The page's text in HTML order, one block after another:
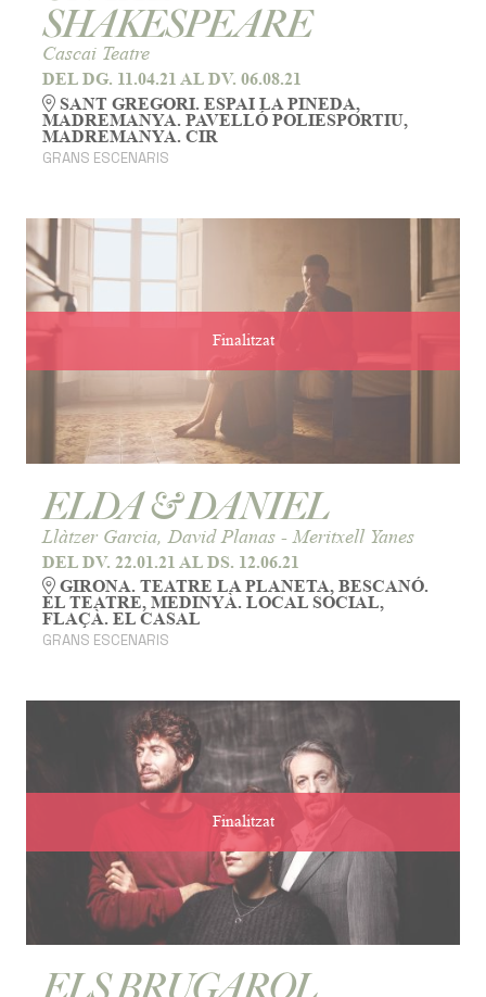
SHAKESPEARE
Cascai Teatre
DEL DG. 11.04.21 AL DV. 06.08.21
SANT GREGORI. ESPAI LA PINEDA,
MADREMANYA. PAVELLÓ POLIESPORTIU,
MADREMANYA. CIR
GRANS ESCENARIS
Finalitzat
ELDA & DANIEL
Llàtzer Garcia, David Planas - Meritxell Yanes
DEL DV. 22.01.21 AL DS. 12.06.21
GIRONA. TEATRE LA PLANETA, BESCANÓ.
EL TEATRE, MEDINYÀ. LOCAL SOCIAL,
FLAÇÀ. EL CASAL
GRANS ESCENARIS
Finalitzat